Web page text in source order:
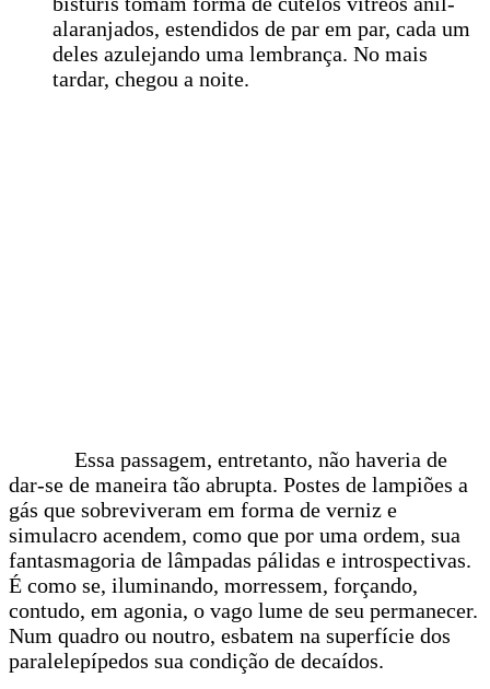
alaranjados, estendidos de par em par, cada um
deles azulejando uma lembrança. No mais
tardar, chegou a noite.
Essa passagem, entretanto, não haveria de
dar-se de maneira tão abrupta. Postes de lampiões a
gás que sobreviveram em forma de verniz e
simulacro acendem, como que por uma ordem, sua
fantasmagoria de lâmpadas pálidas e introspectivas.
É como se, iluminando, morressem, forçando,
contudo, em agonia, o vago lume de seu permanecer.
Num quadro ou noutro, esbatem na superfície dos
paralelepípedos sua condição de decaídos.